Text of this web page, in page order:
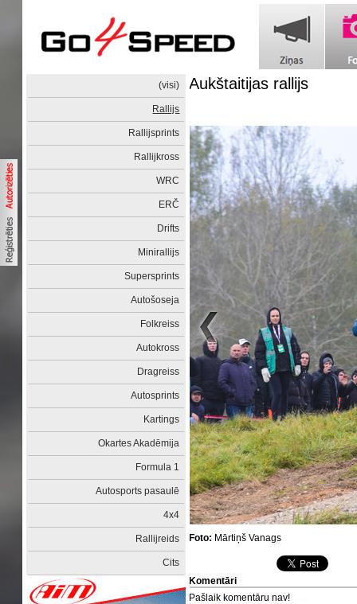
(visi)
Rallijs
Rallijsprints
Rallijkross
WRC
ERČ
Drifts
Minirallijs
Supersprints
Autošoseja
Folkreiss
Autokross
Dragreiss
Autosprints
Kartings
Okartes Akadēmija
Formula 1
Autosports pasaulē
4x4
Rallijreids
Cits
Aukštaitijas rallijs
Foto: Mārtiņš Vanags
Komentāri
Pašlaik komentāru nav!